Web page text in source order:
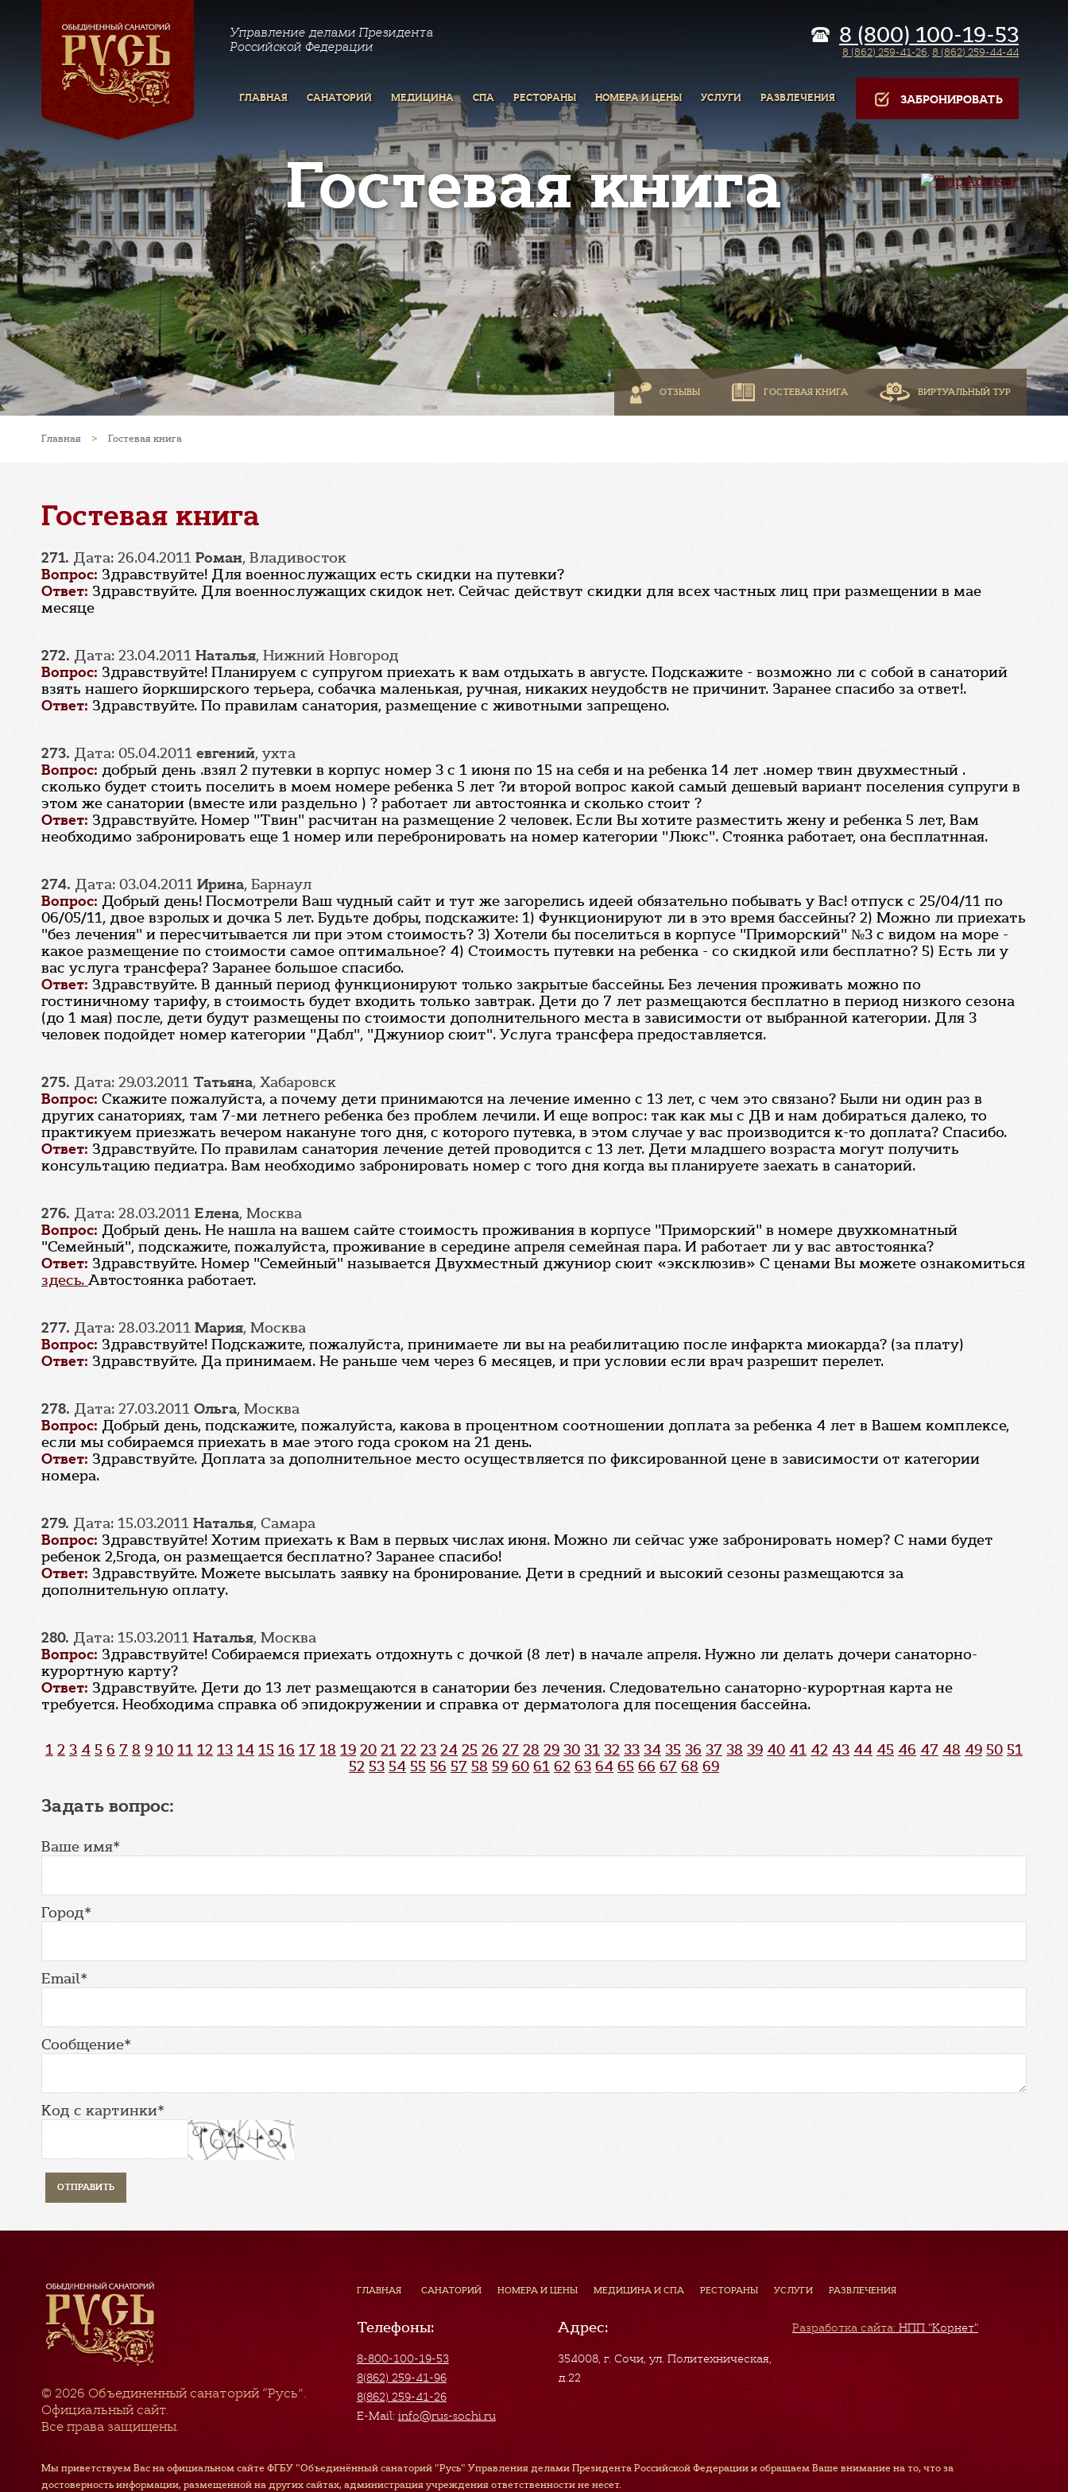
Управление делами Президента
Российской Федерации
8 (800) 100-19-53
8 (862) 259-41-26, 8 (862) 259-44-44
ГЛАВНАЯ САНАТОРИЙ МЕДИЦИНА СПА РЕСТОРАНЫ НОМЕРА И ЦЕНЫ УСЛУГИ РАЗВЛЕЧЕНИЯ ЗАБРОНИРОВАТЬ
Гостевая книга
ОТЗЫВЫ ГОСТЕВАЯ КНИГА ВИРТУАЛЬНЫЙ ТУР
Главная > Гостевая книга
Гостевая книга
271. Дата: 26.04.2011 Роман, Владивосток
Вопрос: Здравствуйте! Для военнослужащих есть скидки на путевки?
Ответ: Здравствуйте. Для военнослужащих скидок нет. Сейчас действут скидки для всех частных лиц при размещении в мае
месяце
272. Дата: 23.04.2011 Наталья, Нижний Новгород
Вопрос: Здравствуйте! Планируем с супругом приехать к вам отдыхать в августе. Подскажите - возможно ли с собой в санаторий
взять нашего йоркширского терьера, собачка маленькая, ручная, никаких неудобств не причинит. Заранее спасибо за ответ!.
Ответ: Здравствуйте. По правилам санатория, размещение с животными запрещено.
273. Дата: 05.04.2011 евгений, ухта
Вопрос: добрый день .взял 2 путевки в корпус номер 3 с 1 июня по 15 на себя и на ребенка 14 лет .номер твин двухместный .
сколько будет стоить поселить в моем номере ребенка 5 лет ?и второй вопрос какой самый дешевый вариант поселения супруги в
этом же санатории (вместе или раздельно ) ? работает ли автостоянка и сколько стоит ?
Ответ: Здравствуйте. Номер "Твин" расчитан на размещение 2 человек. Если Вы хотите разместить жену и ребенка 5 лет, Вам
необходимо забронировать еще 1 номер или перебронировать на номер категории "Люкс". Стоянка работает, она бесплатнная.
274. Дата: 03.04.2011 Ирина, Барнаул
Вопрос: Добрый день! Посмотрели Ваш чудный сайт и тут же загорелись идеей обязательно побывать у Вас! отпуск с 25/04/11 по
06/05/11, двое взролых и дочка 5 лет. Будьте добры, подскажите: 1) Функционируют ли в это время бассейны? 2) Можно ли приехать
"без лечения" и пересчитывается ли при этом стоимость? 3) Хотели бы поселиться в корпусе "Приморский" №3 с видом на море -
какое размещение по стоимости самое оптимальное? 4) Стоимость путевки на ребенка - со скидкой или бесплатно? 5) Есть ли у
вас услуга трансфера? Заранее большое спасибо.
Ответ: Здравствуйте. В данный период функционируют только закрытые бассейны. Без лечения проживать можно по
гостиничному тарифу, в стоимость будет входить только завтрак. Дети до 7 лет размещаются бесплатно в период низкого сезона
(до 1 мая) после, дети будут размещены по стоимости дополнительного места в зависимости от выбранной категории. Для 3
человек подойдет номер категории "Дабл", "Джуниор сюит". Услуга трансфера предоставляется.
275. Дата: 29.03.2011 Татьяна, Хабаровск
Вопрос: Скажите пожалуйста, а почему дети принимаются на лечение именно с 13 лет, с чем это связано? Были ни один раз в
других санаториях, там 7-ми летнего ребенка без проблем лечили. И еще вопрос: так как мы с ДВ и нам добираться далеко, то
практикуем приезжать вечером накануне того дня, с которого путевка, в этом случае у вас производится к-то доплата? Спасибо.
Ответ: Здравствуйте. По правилам санатория лечение детей проводится с 13 лет. Дети младшего возраста могут получить
консультацию педиатра. Вам необходимо забронировать номер с того дня когда вы планируете заехать в санаторий.
276. Дата: 28.03.2011 Елена, Москва
Вопрос: Добрый день. Не нашла на вашем сайте стоимость проживания в корпусе "Приморский" в номере двухкомнатный
"Семейный", подскажите, пожалуйста, проживание в середине апреля семейная пара. И работает ли у вас автостоянка?
Ответ: Здравствуйте. Номер "Семейный" называется Двухместный джуниор сюит «эксклюзив» С ценами Вы можете ознакомиться
здесь.Автостоянка работает.
277. Дата: 28.03.2011 Мария, Москва
Вопрос: Здравствуйте! Подскажите, пожалуйста, принимаете ли вы на реабилитацию после инфаркта миокарда? (за плату)
Ответ: Здравствуйте. Да принимаем. Не раньше чем через 6 месяцев, и при условии если врач разрешит перелет.
278. Дата: 27.03.2011 Ольга, Москва
Вопрос: Добрый день, подскажите, пожалуйста, какова в процентном соотношении доплата за ребенка 4 лет в Вашем комплексе,
если мы собираемся приехать в мае этого года сроком на 21 день.
Ответ: Здравствуйте. Доплата за дополнительное место осуществляется по фиксированной цене в зависимости от категории
номера.
279. Дата: 15.03.2011 Наталья, Самара
Вопрос: Здравствуйте! Хотим приехать к Вам в первых числах июня. Можно ли сейчас уже забронировать номер? С нами будет
ребенок 2,5года, он размещается бесплатно? Заранее спасибо!
Ответ: Здравствуйте. Можете высылать заявку на бронирование. Дети в средний и высокий сезоны размещаются за
дополнительную оплату.
280. Дата: 15.03.2011 Наталья, Москва
Вопрос: Здравствуйте! Собираемся приехать отдохнуть с дочкой (8 лет) в начале апреля. Нужно ли делать дочери санаторно-
курортную карту?
Ответ: Здравствуйте. Дети до 13 лет размещаются в санатории без лечения. Следовательно санаторно-курортная карта не
требуется. Необходима справка об эпидокружении и справка от дерматолога для посещения бассейна.
1 2 3 4 5 6 7 8 9 10 11 12 13 14 15 16 17 18 19 20 21 22 23 24 25 26 27 28 29 30 31 32 33 34 35 36 37 38 39 40 41 42 43 44 45 46 47 48 49 50 51
52 53 54 55 56 57 58 59 60 61 62 63 64 65 66 67 68 69
Задать вопрос:
Ваше имя*
Город*
Email*
Сообщение*
Код с картинки*
© 2026 Объединенный санаторий “Русь”.
Официальный сайт.
Все права защищены.
ГЛАВНАЯ САНАТОРИЙ НОМЕРА И ЦЕНЫ МЕДИЦИНА И СПА РЕСТОРАНЫ УСЛУГИ РАЗВЛЕЧЕНИЯ
Телефоны:
8-800-100-19-53
8(862) 259-41-96
8(862) 259-41-26
E-Mail: info@rus-sochi.ru
Адрес:
354008, г. Сочи,ул. Политехническая,
д.22
Разработка сайта: НПП "Корнет"
Мы приветствуем Вас на официальном сайте ФГБУ "Объединённый санаторий "Русь" Управления делами Президента Российской Федерации и обращаем Ваше внимание на то, что за
достоверность информации, размещенной на других сайтах, администрация учреждения ответственности не несет.